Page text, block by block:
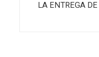
LA ENTREGA